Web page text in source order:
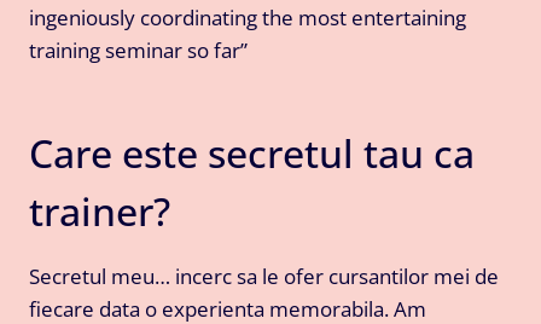
ingeniously coordinating the most entertaining
training seminar so far”
Care este secretul tau ca
trainer?
Secretul meu… incerc sa le ofer cursantilor mei de
fiecare data o experienta memorabila. Am